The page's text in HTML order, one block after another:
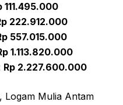
111.495.000
222.912.000
557.015.000
1.113.820.000
Rp 2.227.600.000
Logam Mulia Antam